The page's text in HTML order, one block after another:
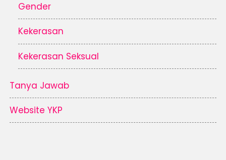
Gender
Kekerasan
Kekerasan Seksual
Tanya Jawab
Website YKP